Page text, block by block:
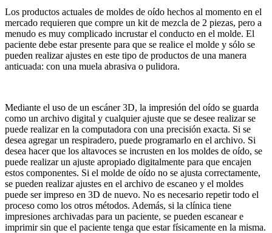
Los productos actuales de moldes de oído hechos al momento en el
mercado requieren que compre un kit de mezcla de 2 piezas, pero a
menudo es muy complicado incrustar el conducto en el molde. El
paciente debe estar presente para que se realice el molde y sólo se
pueden realizar ajustes en este tipo de productos de una manera
anticuada: con una muela abrasiva o pulidora.
Mediante el uso de un escáner 3D, la impresión del oído se guarda
como un archivo digital y cualquier ajuste que se desee realizar se
puede realizar en la computadora con una precisión exacta. Si se
desea agregar un respiradero, puede programarlo en el archivo. Si
desea hacer que los altavoces se incrusten en los moldes de oído, se
puede realizar un ajuste apropiado digitalmente para que encajen
estos componentes. Si el molde de oído no se ajusta correctamente,
se pueden realizar ajustes en el archivo de escaneo y el moldes
puede ser impreso en 3D de nuevo. No es necesario repetir todo el
proceso como los otros métodos. Además, si la clínica tiene
impresiones archivadas para un paciente, se pueden escanear e
imprimir sin que el paciente tenga que estar físicamente en la misma.